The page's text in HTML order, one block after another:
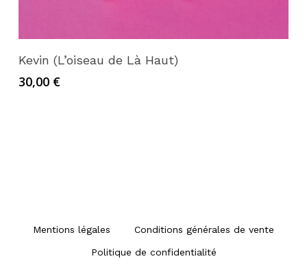
Ajouter au panier
Kevin (L’oiseau de Là Haut)
30,00 €
Mentions légales Conditions générales de vente
Politique de confidentialité